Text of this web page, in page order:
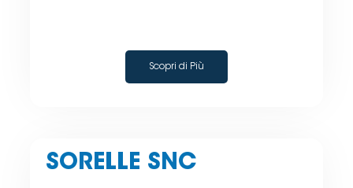
Scopri di Più
SORELLE SNC